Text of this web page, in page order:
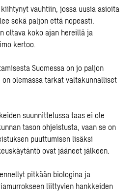
kiihtynyt vauhtiin, jossa uusia asioita
sekä paljon että nopeasti.
oltava koko ajan hereillä ja
kertoo.
Suomessa on jo paljon
olemassa tarkat valtakunnalliset
suunnittelussa taas ei ole
tason ohjeistusta, vaan se on
puuttumisen lisäksi
ovat jääneet jälkeen.
pitkään biologina ja
liittyvien hankkeiden